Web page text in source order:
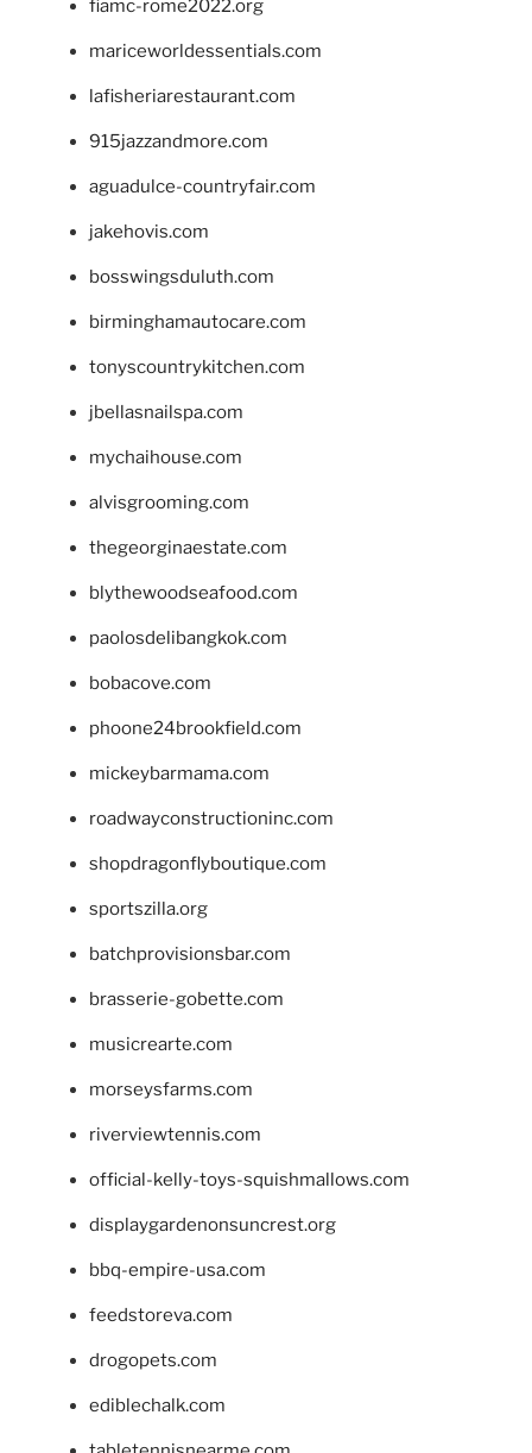
fiamc-rome2022.org
mariceworldessentials.com
lafisheriarestaurant.com
915jazzandmore.com
aguadulce-countryfair.com
jakehovis.com
bosswingsduluth.com
birminghamautocare.com
tonyscountrykitchen.com
jbellasnailspa.com
mychaihouse.com
alvisgrooming.com
thegeorginaestate.com
blythewoodseafood.com
paolosdelibangkok.com
bobacove.com
phoone24brookfield.com
mickeybarmama.com
roadwayconstructioninc.com
shopdragonflyboutique.com
sportszilla.org
batchprovisionsbar.com
brasserie-gobette.com
musicrearte.com
morseysfarms.com
riverviewtennis.com
official-kelly-toys-squishmallows.com
displaygardenonsuncrest.org
bbq-empire-usa.com
feedstoreva.com
drogopets.com
ediblechalk.com